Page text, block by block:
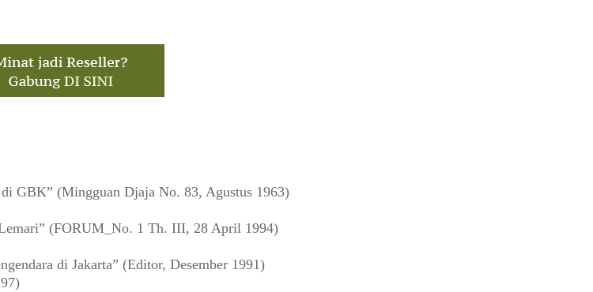
di GBK” (Mingguan Djaja No. 83, Agustus 1963)
(FORUM_No. 1 Th. III, 28 April 1994)
di Jakarta” (Editor, Desember 1991)